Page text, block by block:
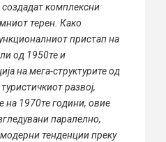
комплексни
терен. Како
пристап на
од 1950те и
на мега-структурите од
развој,
на 1970те години, овие
паралелно,
тенденции преку